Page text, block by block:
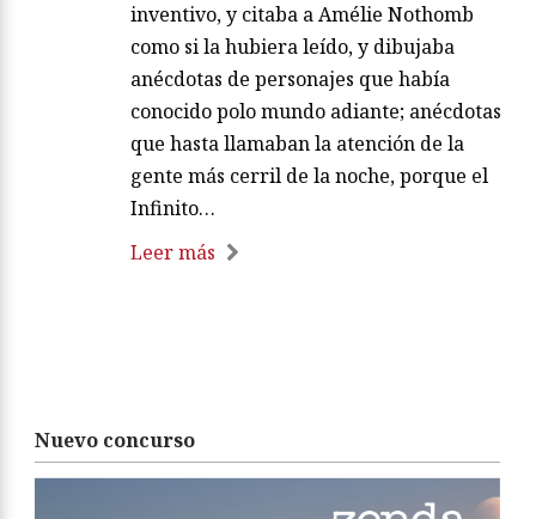
inventivo, y citaba a Amélie Nothomb
como si la hubiera leído, y dibujaba
anécdotas de personajes que había
conocido polo mundo adiante; anécdotas
que hasta llamaban la atención de la
gente más cerril de la noche, porque el
Infinito…
Leer más
Nuevo concurso